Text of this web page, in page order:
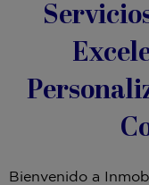
Bienvenido a